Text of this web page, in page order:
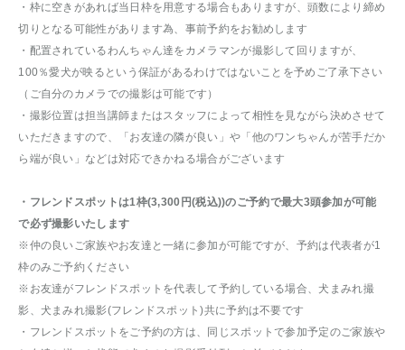
・枠に空きがあれば当日枠を用意する場合もありますが、頭数により締め
切りとなる可能性があります為、事前予約をお勧めします
・配置されているわんちゃん達をカメラマンが撮影して回りますが、
100％愛犬が映るという保証があるわけではないことを予めご了承下さい
（ご自分のカメラでの撮影は可能です）
・撮影位置は担当講師またはスタッフによって相性を見ながら決めさせて
いただきますので、「お友達の隣が良い」や「他のワンちゃんが苦手だか
ら端が良い」などは対応できかねる場合がございます
・フレンドスポットは1枠(3,300円(税込))のご予約で最大3頭参加が可能
で必ず撮影いたします
※仲の良いご家族やお友達と一緒に参加が可能ですが、予約は代表者が1
枠のみご予約ください
※お友達がフレンドスポットを代表して予約している場合、犬まみれ撮
影、犬まみれ撮影(フレンドスポット)共に予約は不要です
・フレンドスポットをご予約の方は、同じスポットで参加予定のご家族や